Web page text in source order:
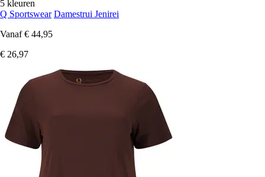
5 kleuren
Q Sportswear Damestrui Jenirei
Vanaf € 44,95
€ 26,97